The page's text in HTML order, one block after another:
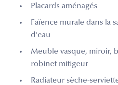
Placards aménagés
Faïence murale dans la
d’eau
Meuble vasque, miroir,
robinet mitigeur
Radiateur sèche-